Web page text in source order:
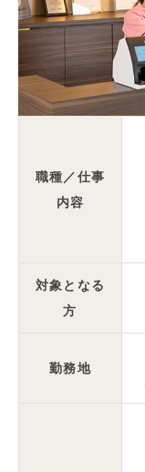
職種／仕事
内容
対象となる
方
勤務地